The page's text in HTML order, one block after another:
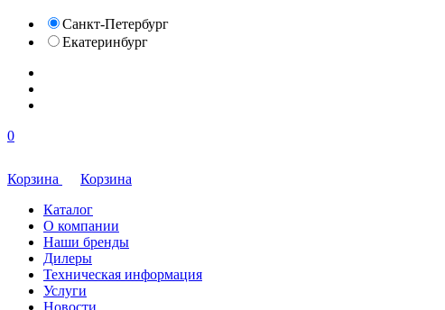
Санкт-Петербург
Екатеринбург
0
Корзина
Корзина
Каталог
О компании
Наши бренды
Дилеры
Техническая информация
Услуги
Новости